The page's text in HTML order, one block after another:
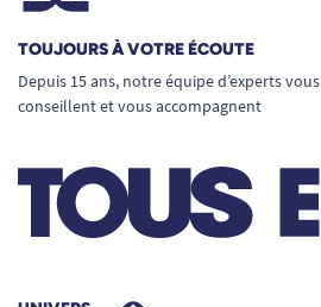
TOUJOURS À VOTRE ÉCOUTE
Depuis 15 ans, notre équipe d’experts vous
conseillent et vous accompagnent